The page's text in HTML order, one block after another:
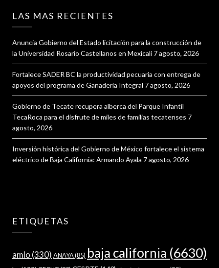
LAS MAS RECIENTES
Anuncia Gobierno del Estado licitación para la construcción de
la Universidad Rosario Castellanos en Mexicali 7 agosto, 2026
Fortalece SADER BC la productividad pecuaria con entrega de
apoyos del programa de Ganadería Integral 7 agosto, 2026
Gobierno de Tecate recupera alberca del Parque Infantil
TecaRoca para el disfrute de miles de familias tecatenses 7
agosto, 2026
Inversión histórica del Gobierno de México fortalece el sistema
eléctrico de Baja California: Armando Ayala 7 agosto, 2026
ETIQUETAS
amlo (330) ANAYA(85) baja california (6630)